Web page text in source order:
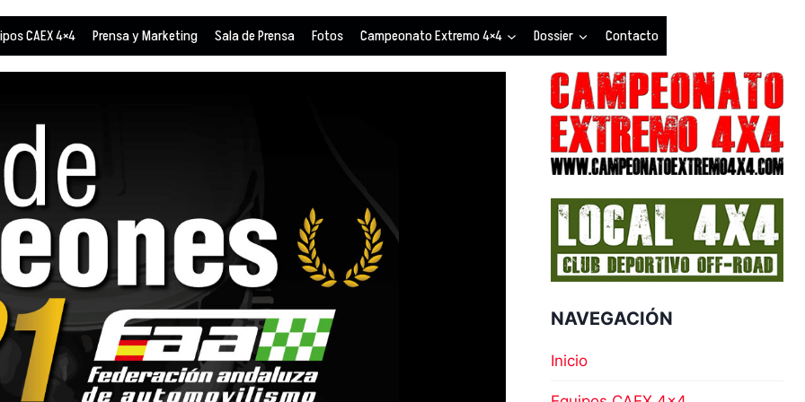
CAEX 4×4 Prensa y Marketing Sala de Prensa Fotos Campeonato Extremo 4×4 Dossier Contacto
NAVEGACIÓN
Inicio